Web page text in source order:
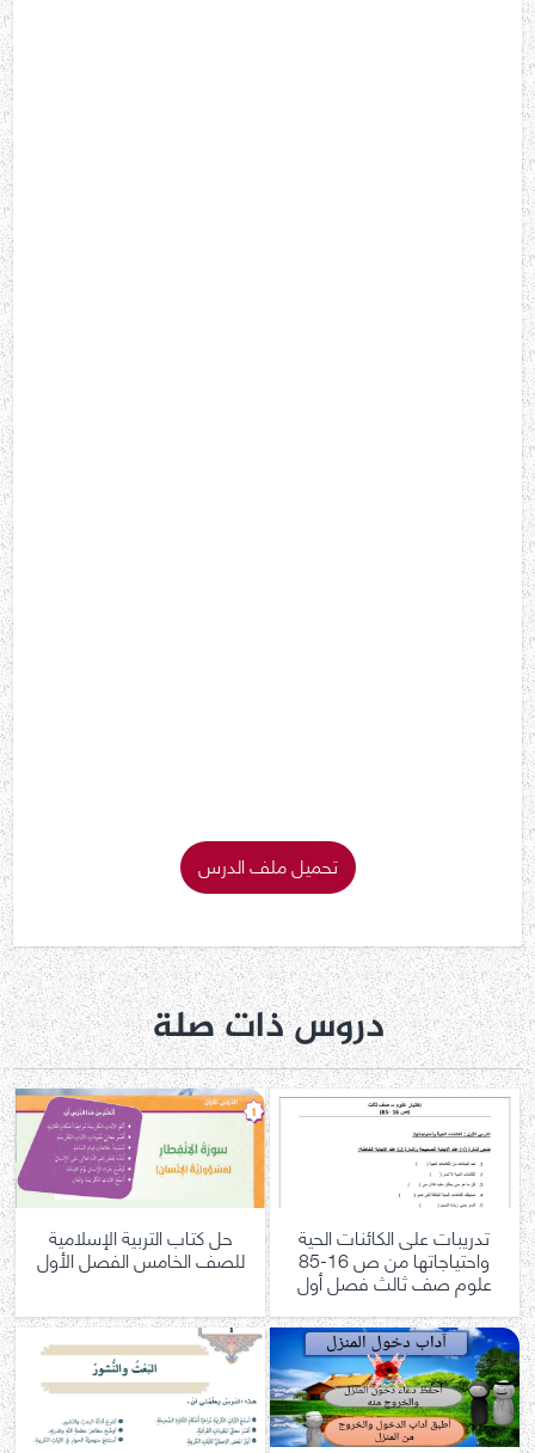
تحميل ملف الدرس
دروس ذات صلة
تدريبات على الكائنات الحية
واحتياجاتها من ص 16-85
علوم صف ثالث فصل أول
حل كتاب التربية الإسلامية
للصف الخامس الفصل الأول